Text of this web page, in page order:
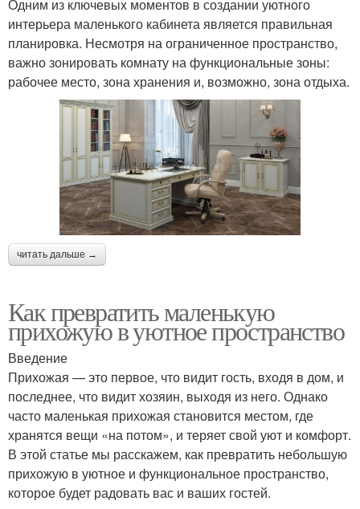
Одним из ключевых моментов в создании уютного
интерьера маленького кабинета является правильная
планировка. Несмотря на ограниченное пространство,
важно зонировать комнату на функциональные зоны:
рабочее место, зона хранения и, возможно, зона отдыха.
читать дальше →
Как превратить маленькую
прихожую в уютное пространство
Введение
Прихожая — это первое, что видит гость, входя в дом, и
последнее, что видит хозяин, выходя из него. Однако
часто маленькая прихожая становится местом, где
хранятся вещи «на потом», и теряет свой уют и комфорт.
В этой статье мы расскажем, как превратить небольшую
прихожую в уютное и функциональное пространство,
которое будет радовать вас и ваших гостей.